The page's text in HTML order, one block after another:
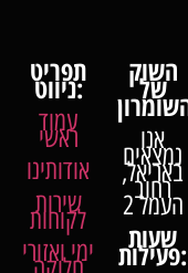
תפריט
ניווט:
עמוד
ראשי
אודותינו
שירות
לקוחות
ימי ואזורי
השוק
של
אנו
נמצאים
באריאל,
רחוב
העמל 2
שעותפעילות: